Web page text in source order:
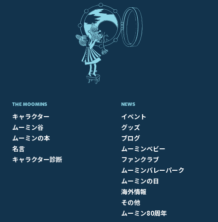
THE MOOMINS
キャラクター
ムーミン谷
ムーミンの本
名言
キャラクター診断
NEWS
イベント
グッズ
ブログ
ムーミンベビー
ファンクラブ
ムーミンバレーパーク
ムーミンの日
海外情報
その他
ムーミン80周年